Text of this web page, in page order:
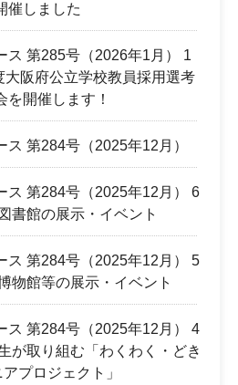
催しました
ス 第285号（2026年1月） 1
大阪府公立学校教員採用選考
を開催します！
ス 第284号（2025年12月）
ス 第284号（2025年12月） 6
書館の展示・イベント
ス 第284号（2025年12月） 5
物館等の展示・イベント
ス 第284号（2025年12月） 4
が取り組む「わくわく・どき
プロジェクト」